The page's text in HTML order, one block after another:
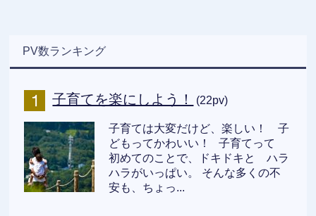
PV数ランキング
子育てを楽にしよう！ (22pv)
子育ては大変だけど、楽しい！ 子
どもってかわいい！ 子育てって
初めてのことで、ドキドキと ハラ
ハラがいっぱい。 そんな多くの不
安も、ちょっ...